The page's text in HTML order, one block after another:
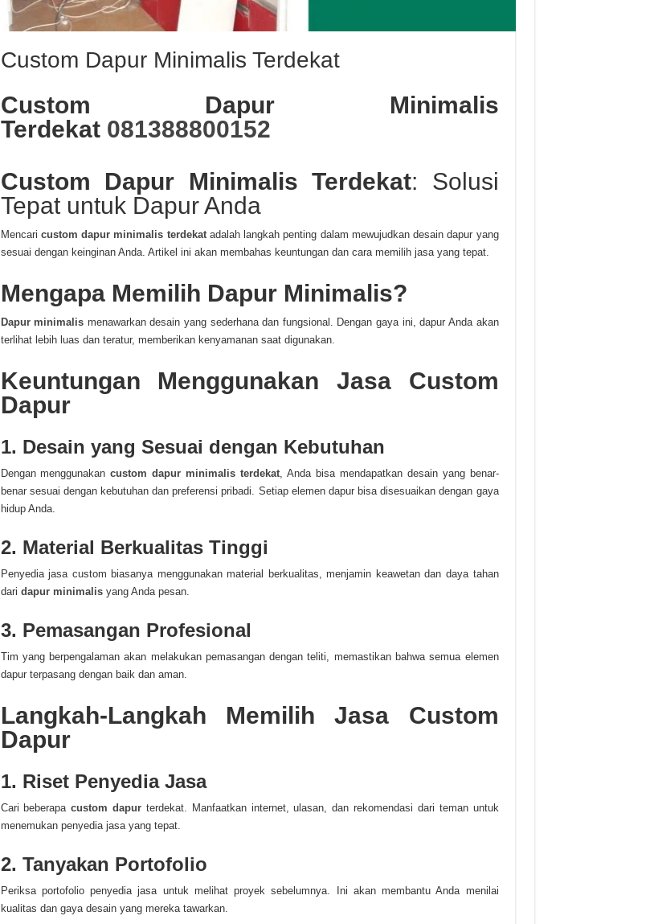
Custom Dapur Minimalis Terdekat
Custom Dapur Minimalis
Terdekat 081388800152
Custom Dapur Minimalis Terdekat: Solusi
Tepat untuk Dapur Anda
Mencari custom dapur minimalis terdekatadalah langkah penting dalam mewujudkan desain dapur yang
sesuai dengan keinginan Anda. Artikel ini akan membahas keuntungan dan cara memilih jasa yang tepat.
Mengapa Memilih Dapur Minimalis?
Dapur minimalis menawarkan desain yang sederhana dan fungsional. Dengan gaya ini, dapur Anda akan
terlihat lebih luas dan teratur, memberikan kenyamanan saat digunakan.
Keuntungan Menggunakan Jasa Custom
Dapur
1. Desain yang Sesuai dengan Kebutuhan
Dengan menggunakancustom dapur minimalis terdekat, Anda bisa mendapatkan desain yang benar-
benar sesuai dengan kebutuhan dan preferensi pribadi. Setiap elemen dapur bisa disesuaikan dengan gaya
hidup Anda.
2. Material Berkualitas Tinggi
Penyedia jasa custom biasanya menggunakan material berkualitas, menjamin keawetan dan daya tahan
dari dapur minimalisyang Anda pesan.
3. Pemasangan Profesional
Tim yang berpengalaman akan melakukan pemasangan dengan teliti, memastikan bahwa semua elemen
dapur terpasang dengan baik dan aman.
Langkah-Langkah Memilih Jasa Custom
Dapur
1. Riset Penyedia Jasa
Cari beberapacustom dapur terdekat. Manfaatkan internet, ulasan, dan rekomendasi dari teman untuk
menemukan penyedia jasa yang tepat.
2. Tanyakan Portofolio
Periksa portofolio penyedia jasa untuk melihat proyek sebelumnya. Ini akan membantu Anda menilai
kualitas dan gaya desain yang mereka tawarkan.